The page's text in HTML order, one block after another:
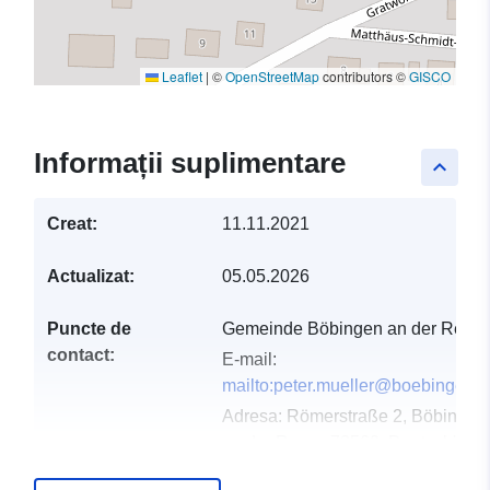
Leaflet | ©OpenStreetMapcontributors ©GISCO
keyboard_arrow_up
Informații suplimentare
Creat: 11.11.2021
Actualizat: 05.05.2026
Puncte de
contact:
Gemeinde Böbingen an der Rems
E-mail:
Adresa: Römerstraße 2, Böbingen